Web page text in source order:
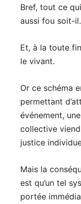
Bref, tout ce
aussi fou soit-il.
Et, à la toute
le vivant.
Or ce schéma
permettant
événement,
collective
justice
Mais la
est qu’un tel
portée